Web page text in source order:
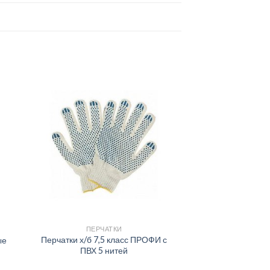
ПЕРЧАТКИ
Перчатки х/б 7,5 класс ПРОФИ с
ПВХ 5 нитей